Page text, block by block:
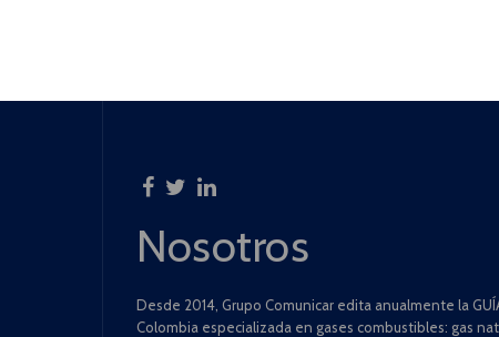
Nosotros
Desde 2014, Grupo Comunicar edita anualmente la
Colombia especializada en gases combustibles: gas